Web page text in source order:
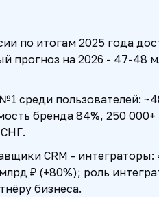
по итогам 2025 года
прогноз на 2026 - 47-48
среди пользователей:
бренда 84%, 250
CRM -
₽ (+80%); роль
бизнеса.